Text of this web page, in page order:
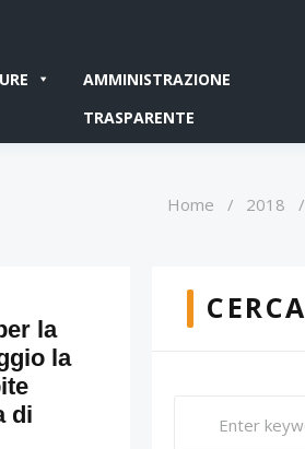
AMMINISTRAZIONE
TRASPARENTE
Home / 2018 /
la
la
di
CERCA